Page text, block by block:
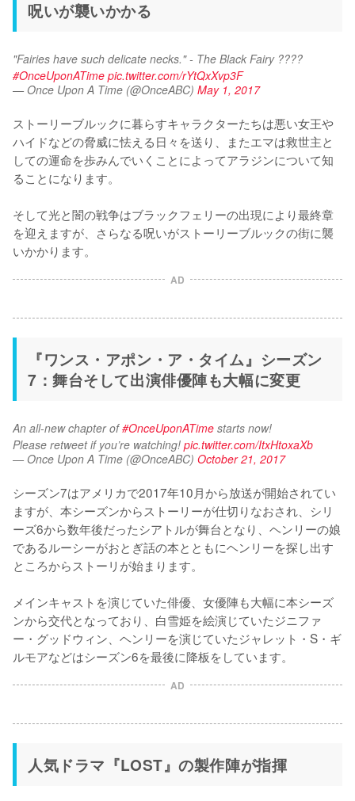
呪いが襲いかかる
"Fairies have such delicate necks." - The Black Fairy ????
#OnceUponATime pic.twitter.com/rYtQxXvp3F
— Once Upon A Time (@OnceABC) May 1, 2017
ストーリーブルックに暮らすキャラクターたちは悪い女王や
ハイドなどの脅威に怯える日々を送り、またエマは救世主と
しての運命を歩みんでいくことによってアラジンについて知
ることになります。
そして光と闇の戦争はブラックフェリーの出現により最終章
を迎えますが、さらなる呪いがストーリーブルックの街に襲
AD
『ワンス・アポン・ア・タイム』シーズン
7：舞台そして出演俳優陣も大幅に変更
An all-new chapter of #OnceUponATime starts now!
Please retweet if you’re watching! pic.twitter.com/ItxHtoxaXb
— Once Upon A Time (@OnceABC) October 21, 2017
シーズン7はアメリカで2017年10月から放送が開始されてい
ますが、本シーズンからストーリーが仕切りなおされ、シリ
ーズ6から数年後だったシアトルが舞台となり、ヘンリーの娘
であるルーシーがおとぎ話の本とともにヘンリーを探し出す
ところからストーリが始まります。
メインキャストを演じていた俳優、女優陣も大幅に本シーズ
ンから交代となっており、白雪姫を絵演じていたジニファ
ー・グッドウィン、ヘンリーを演じていたジャレット・S・ギ
AD
人気ドラマ『LOST』の製作陣が指揮